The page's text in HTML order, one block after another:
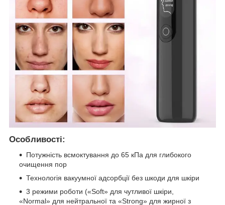
Особливості:
Потужність всмоктування до 65 кПа для глибокого
очищення пор
Технологія вакуумної адсорбції без шкоди для шкіри
3 режими роботи («Soft» для чутливої шкіри,
«Normal» для нейтральної та «Strong» для жирної з